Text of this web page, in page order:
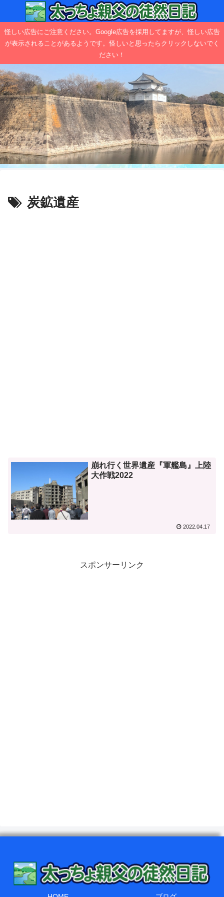
怪しい広告にご注意ください。Google広告を採用してますが、怪しい広告
が表示されることがあるようです。怪しいと思ったらクリックしないでく
ださい！
炭鉱遺産
崩れ行く世界遺産『軍艦島』上陸
大作戦2022
2022.04.17
スポンサーリンク